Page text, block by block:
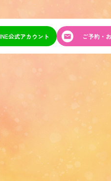
公式アカウント ご予約・